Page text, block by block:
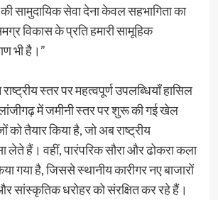
सामुदायिक सेवा देना केवल सहभागिता का
विकास के प्रति हमारी सामूहिक
भी है।”
स्तर पर महत्वपूर्ण उपलब्धियाँ हासिल
में जमीनी स्तर पर शुरू की गई खेल
को तैयार किया है, जो अब राष्ट्रीय
लेते हैं। वहीं, पारंपरिक सौरा और ढोकरा कला
गया है, जिससे स्थानीय कारीगर नए बाजारों
सांस्कृतिक धरोहर को संरक्षित कर रहे हैं।